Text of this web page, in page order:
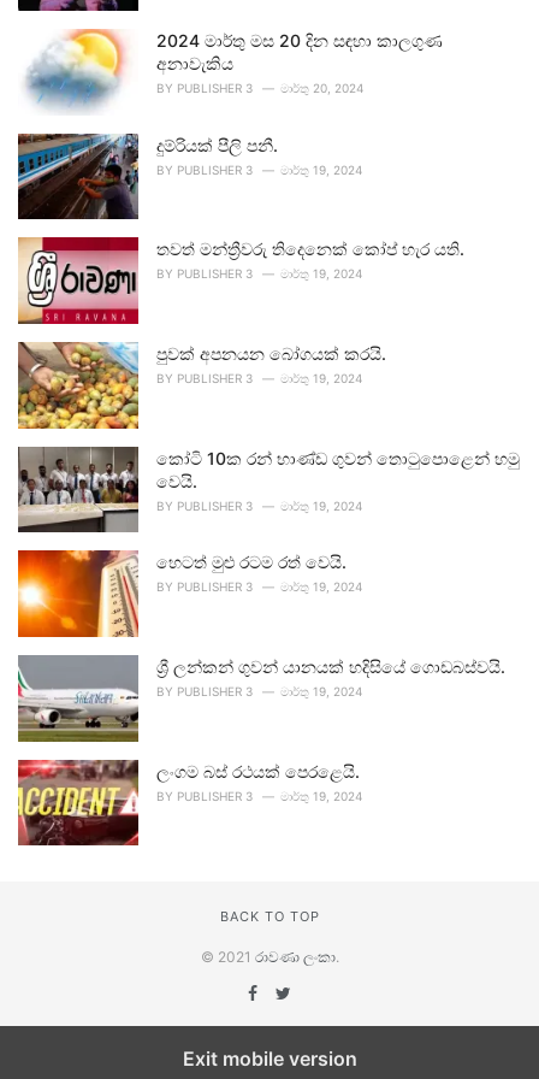
2024 මාර්තු මස 20 දින සඳහා කාලගුණ
අනාවැකිය
BY PUBLISHER 3 මාර්තු 20, 2024
දුම්රියක් පීලි පනී.
BY PUBLISHER 3 මාර්තු 19, 2024
තවත් මන්ත්‍රීවරු තිදෙනෙක් කෝප් හැර යති.
BY PUBLISHER 3 මාර්තු 19, 2024
පුවක් අපනයන බෝගයක් කරයි.
BY PUBLISHER 3 මාර්තු 19, 2024
කෝටි 10ක රන් භාණ්ඩ ගුවන් තොටුපොළෙන් හමු
වෙයි.
BY PUBLISHER 3 මාර්තු 19, 2024
හෙටත් මුළු රටම රත් වෙයි.
BY PUBLISHER 3 මාර්තු 19, 2024
ශ්‍රී ලන්කන් ගුවන් යානයක් හදිසියේ ගොඩබස්වයි.
BY PUBLISHER 3 මාර්තු 19, 2024
ලංගම බස් රථයක් පෙරළෙයි.
BY PUBLISHER 3 මාර්තු 19, 2024
BACK TO TOP
© 2021 රාවණා ලංකා.
Exit mobile version